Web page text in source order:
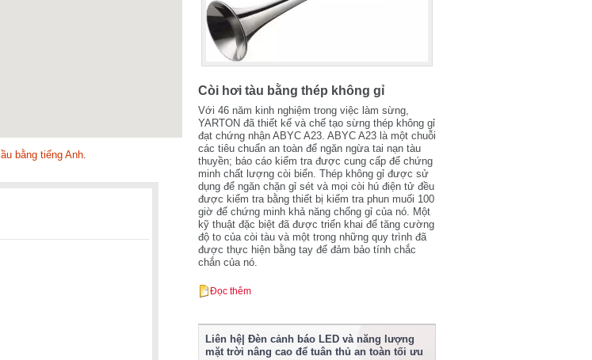
bằng tiếng Anh.
Còi hơi tàu bằng thép không gỉ
Với 46 năm kinh nghiệm trong việc làm sừng,
YARTON đã thiết kế và chế tạo sừng thép không gỉ
đạt chứng nhận ABYC A23. ABYC A23 là một chuỗi
các tiêu chuẩn an toàn để ngăn ngừa tai nạn tàu
thuyền; báo cáo kiểm tra được cung cấp để chứng
minh chất lượng còi biển. Thép không gỉ được sử
dụng để ngăn chặn gỉ sét và mọi còi hú điện tử đều
được kiểm tra bằng thiết bị kiểm tra phun muối 100
giờ để chứng minh khả năng chống gỉ của nó. Một
kỹ thuật đặc biệt đã được triển khai để tăng cường
độ to của còi tàu và một trong những quy trình đã
được thực hiện bằng tay để đảm bảo tính chắc
chắn của nó.
Đọc thêm
Liên hệ| Đèn cảnh báo LED và năng lượng
mặt trời nâng cao để tuân thủ an toàn tối ưu